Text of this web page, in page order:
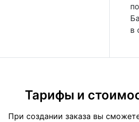
в
Тарифы и
При создании заказа вы